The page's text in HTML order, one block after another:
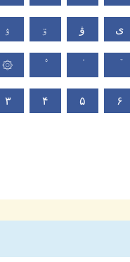
ۉ ۊ ۋ ی
۞
۳ ۴ ۵ ۶